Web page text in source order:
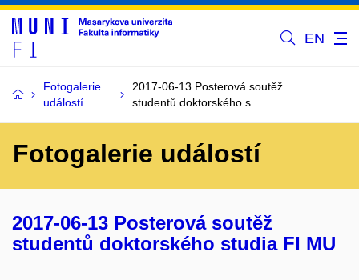
EN
Fotogalerie
událostí
2017-06-13 Posterová soutěž
studentů doktorského s…
Fotogalerie událostí
2017-06-13 Posterová soutěž
studentů doktorského studia FI MU